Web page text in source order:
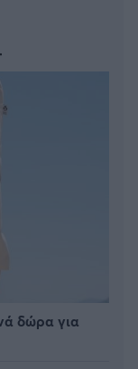
δώρα για